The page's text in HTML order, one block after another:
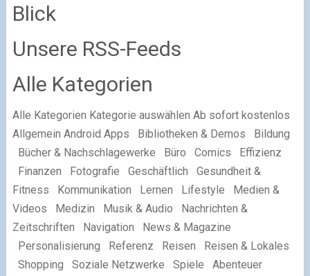
Blick
Unsere RSS-Feeds
Alle Kategorien
Alle Kategorien Kategorie auswählen Ab sofort kostenlos
Allgemein Android Apps Bibliotheken & Demos Bildung
Bücher & Nachschlagewerke Büro Comics Effizienz
Finanzen Fotografie Geschäftlich Gesundheit &
Fitness Kommunikation Lernen Lifestyle Medien &
Videos Medizin Musik & Audio Nachrichten &
Zeitschriften Navigation News & Magazine
Personalisierung Referenz Reisen Reisen & Lokales
Shopping Soziale Netzwerke Spiele Abenteuer